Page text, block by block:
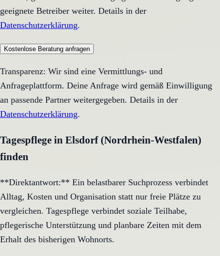
geeignete Betreiber weiter. Details in der
Datenschutzerklärung.
Kostenlose Beratung anfragen
Transparenz: Wir sind eine Vermittlungs- und
Anfrageplattform. Deine Anfrage wird gemäß Einwilligung
an passende Partner weitergegeben. Details in der
Datenschutzerklärung.
Tagespflege in Elsdorf (Nordrhein-Westfalen)
finden
**Direktantwort:** Ein belastbarer Suchprozess verbindet
Alltag, Kosten und Organisation statt nur freie Plätze zu
vergleichen. Tagespflege verbindet soziale Teilhabe,
pflegerische Unterstützung und planbare Zeiten mit dem
Erhalt des bisherigen Wohnorts.